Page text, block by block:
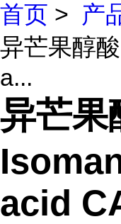
首页 > 产
异芒果醇
a...
异芒果
acid